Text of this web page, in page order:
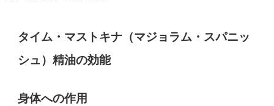
タイム・マストキナ（マジョラム・スパニッ
シュ）精油の効能
身体への作用